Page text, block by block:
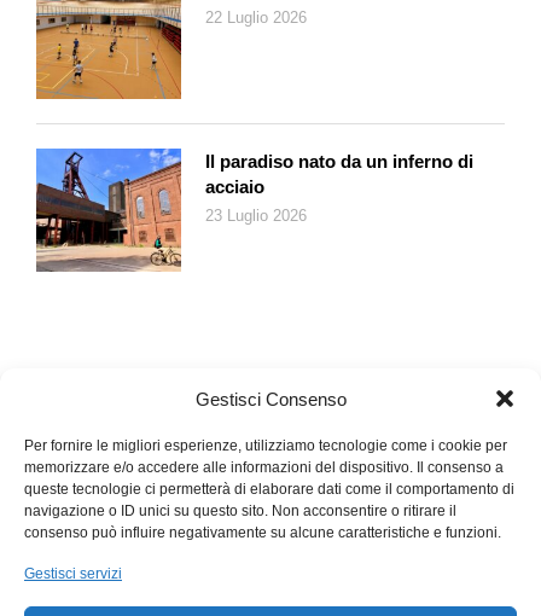
Gestisci Consenso
Per fornire le migliori esperienze, utilizziamo tecnologie come i cookie per
memorizzare e/o accedere alle informazioni del dispositivo. Il consenso a
queste tecnologie ci permetterà di elaborare dati come il comportamento di
navigazione o ID unici su questo sito. Non acconsentire o ritirare il
consenso può influire negativamente su alcune caratteristiche e funzioni.
Gestisci servizi
22 Luglio 2026
Il paradiso nato da un inferno di
acciaio
23 Luglio 2026